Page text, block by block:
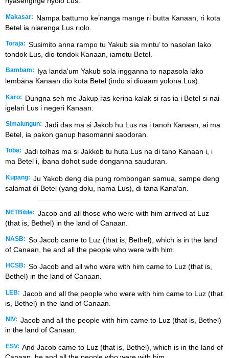
Makasar:
Nampa battumo ke’nanga mange ri butta Kanaan, ri kota
Betel ia niarenga Lus riolo.
Toraja: Susimito anna rampo tu Yakub sia mintu’ to nasolan lako
tondok Lus, dio tondok Kanaan, iamotu Betel.
Bambam:
Iya landa'um Yakub sola ingganna to napasola lako
lembäna Kanaan dio kota Betel (indo si diuaam yolona Lus).
Karo:
Dungna seh me Jakup ras kerina kalak si ras ia i Betel si nai
igelari Lus i negeri Kanaan.
Simalungun: Jadi das ma si Jakob hu Lus na i tanoh Kanaan, ai ma
Betel, ia pakon ganup hasomanni saodoran.
Toba: Jadi tolhas ma si Jakkob tu huta Lus na di tano Kanaan i, i
ma Betel i, ibana dohot sude donganna sauduran.
Kupang: Ju Yakob deng dia pung rombongan samua, sampe deng
salamat di Betel (yang dolu, nama Lus), di tana Kanaꞌan.
NETBible: Jacob and all those who were with him arrived at Luz
(that is, Bethel) in the land of Canaan.
NASB: So Jacob came to Luz (that is, Bethel), which is in the land
of Canaan, he and all the people who were with him.
HCSB: So Jacob and all who were with him came to Luz (that is,
Bethel) in the land of Canaan.
LEB: Jacob and all the people who were with him came to Luz (that
is, Bethel) in the land of Canaan.
NIV: Jacob and all the people with him came to Luz (that is, Bethel)
in the land of Canaan.
ESV: And Jacob came to Luz (that is, Bethel), which is in the land of